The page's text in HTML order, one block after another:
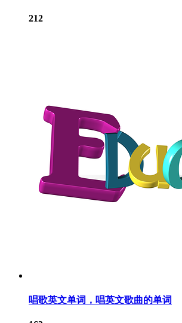
212
唱歌英文单词，唱英文歌曲的单词